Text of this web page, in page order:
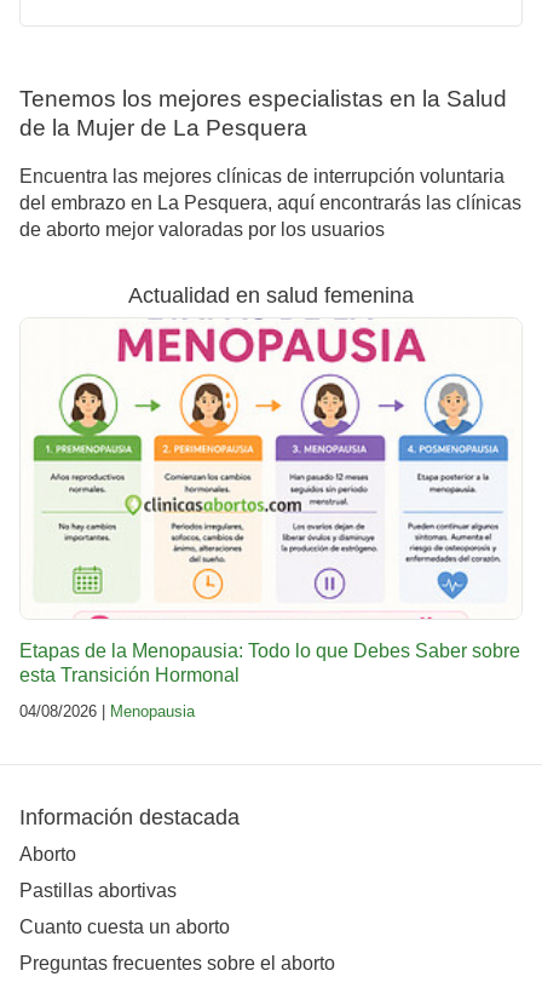
Tenemos los mejores especialistas en la Salud
de la Mujer de La Pesquera
Encuentra las mejores clínicas de interrupción voluntaria
del embrazo en La Pesquera, aquí encontrarás las clínicas
de aborto mejor valoradas por los usuarios
Actualidad en salud femenina
Etapas de la Menopausia: Todo lo que Debes Saber sobre
esta Transición Hormonal
04/08/2026 | Menopausia
Información destacada
Aborto
Pastillas abortivas
Cuanto cuesta un aborto
Preguntas frecuentes sobre el aborto